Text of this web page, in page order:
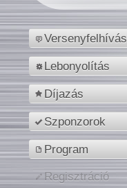
Versenyfelhívás
Lebonyolítás
Díjazás
Szponzorok
Program
Regisztráció